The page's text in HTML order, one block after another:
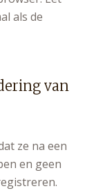
als de
van
ze na een
en geen